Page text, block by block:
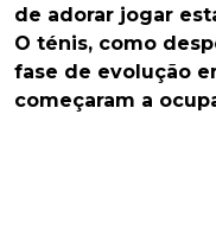
de adorar jogar
O ténis, como
fase de evolução
começaram a